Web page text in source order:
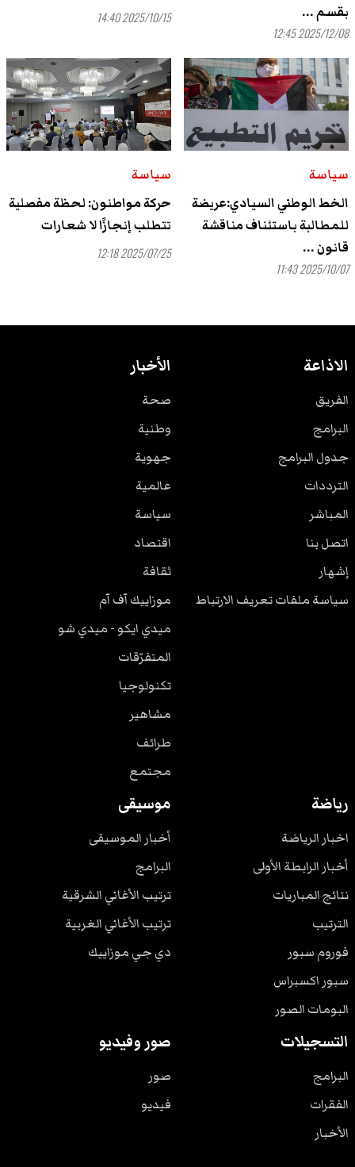
بقسم ...
2025/12/08 12:45
2025/10/15 14:40
سياسة
الخط الوطني السيادي:عريضة
للمطالبة باستئناف مناقشة
قانون ...
2025/10/07 11:43
سياسة
حركة مواطنون: لحظة مفصلية
تتطلب إنجازًا لا شعارات
2025/07/25 12:18
الاذاعة
الفريق
البرامج
جدول البرامج
الترددات
المباشر
اتصل بنا
إشهار
سياسة ملفات تعريف الارتباط
الأخبار
صحة
وطنية
جهوية
عالمية
سياسة
اقتصاد
ثقافة
موزاييك آف آم
ميدي ايكو - ميدي شو
المتفرّقات
تكنولوجيا
مشاهير
طرائف
مجتمع
رياضة
اخبار الرياضة
أخبار الرابطة الأولى
نتائج المباريات
الترتيب
فوروم سبور
سبور اكسبراس
البومات الصور
موسيقى
أخبار الموسيقى
البرامج
ترتيب الأغاني الشرقية
ترتيب الأغاني الغربية
دي جي موزاييك
التسجيلات
البرامج
الفقرات
الأخبار
صور وفيديو
صور
فيديو